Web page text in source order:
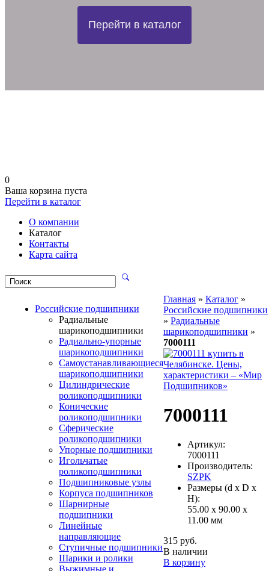
Перейти в каталог
0
Ваша корзина пуста
Перейти в каталог
О компании
Каталог
Контакты
Карта сайта
Российские подшипники
Радиальные
шарикоподшипники
Радиально-упорные
шарикоподшипники
Самоустанавливающиеся
шарикоподшипники
Цилиндрические
роликоподшипники
Конические
роликоподшипники
Сферические
роликоподшипники
Упорные подшипники
Игольчатые
роликоподшипники
Подшипниковые узлы
Корпуса подшипников
Шарнирные
подшипники
Линейные
направляющие
Ступичные подшипники
Шарики и ролики
Выжимные и
Главная » Каталог »
Российские подшипники
» Радиальные
шарикоподшипники »
7000111
7000111
Артикул:
7000111
Производитель:
SZPK
Размеры (d x D x
H):
55.00 x 90.00 x
11.00 мм
315 руб.
В наличии
В корзину